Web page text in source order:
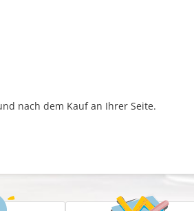
nach dem Kauf an Ihrer Seite.